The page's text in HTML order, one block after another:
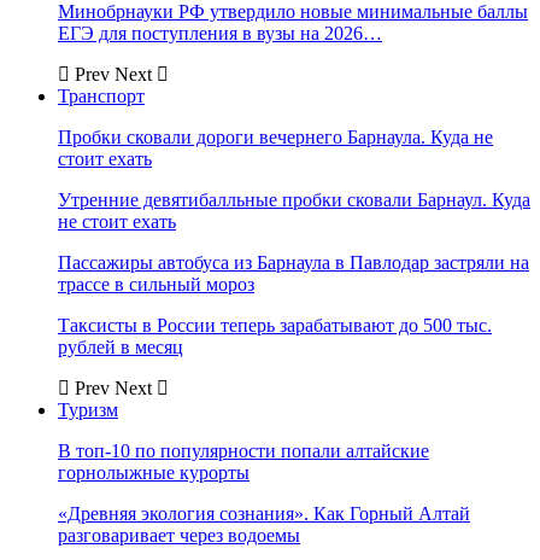
Минобрнауки РФ утвердило новые минимальные баллы
ЕГЭ для поступления в вузы на 2026…
Prev Next
Транспорт
Пробки сковали дороги вечернего Барнаула. Куда не
стоит ехать
Утренние девятибалльные пробки сковали Барнаул. Куда
не стоит ехать
Пассажиры автобуса из Барнаула в Павлодар застряли на
трассе в сильный мороз
Таксисты в России теперь зарабатывают до 500 тыс.
рублей в месяц
Prev Next
Туризм
В топ-10 по популярности попали алтайские
горнолыжные курорты
«Древняя экология сознания». Как Горный Алтай
разговаривает через водоемы